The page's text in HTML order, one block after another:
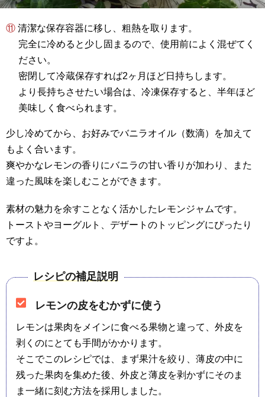
⑪ 清潔な保存容器に移し、粗熱を取ります。
完全に冷めると少し固まるので、使用前によく混ぜてく
ださい。
密閉して冷蔵保存すれば2ヶ月ほど日持ちします。
より長持ちさせたい場合は、冷凍保存すると、半年ほど
美味しく食べられます。
少し冷めてから、お好みでバニラオイル（数滴）を加えて
もよく合います。
爽やかなレモンの香りにバニラの甘い香りが加わり、また
違った風味を楽しむことができます。
素材の魅力を余すことなく活かしたレモンジャムです。
トーストやヨーグルト、デザートのトッピングにぴったり
ですよ。
レシピの補足説明
レモンの皮をむかずに使う
レモンは果肉をメインに食べる果物と違って、外皮を
剥くのにとても手間がかかります。
そこでこのレシピでは、まず果汁を絞り、薄皮の中に
残った果肉を集めた後、外皮と薄皮を剥かずにそのま
ま一緒に刻む方法を採用しました。